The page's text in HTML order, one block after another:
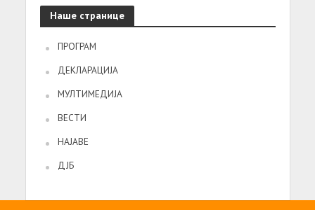
Наше странице
ПРОГРАМ
ДЕКЛАРАЦИЈА
МУЛТИМЕДИЈА
ВЕСТИ
НАЈАВЕ
ДЈБ